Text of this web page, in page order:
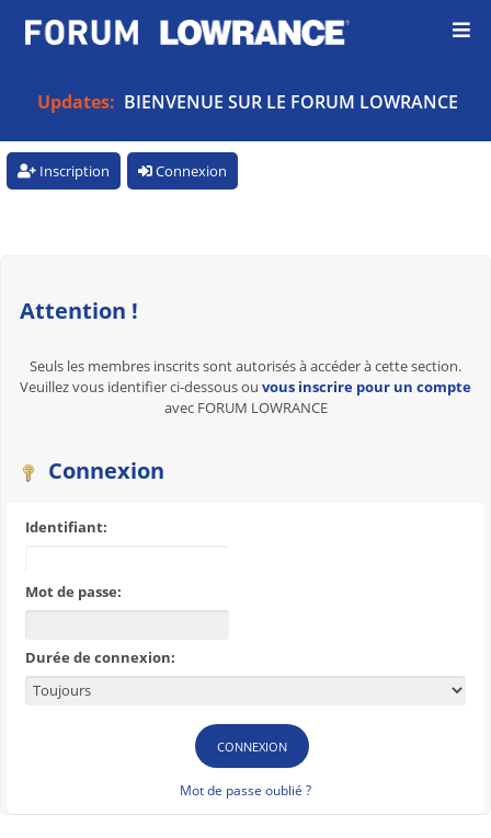
Updates: BIENVENUE SUR LE FORUM LOWRANCE
Inscription Connexion
Attention !
Seuls les membres inscrits sont autorisés à accéder à cette section.
Veuillez vous identifier ci-dessous ou vous inscrire pour un compte
avec FORUM LOWRANCE
Connexion
Identifiant:
Mot de passe:
Durée de connexion:
Mot de passe oublié ?